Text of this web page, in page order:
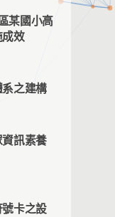
某國小高
成效
之建構
訊素養
號卡之設